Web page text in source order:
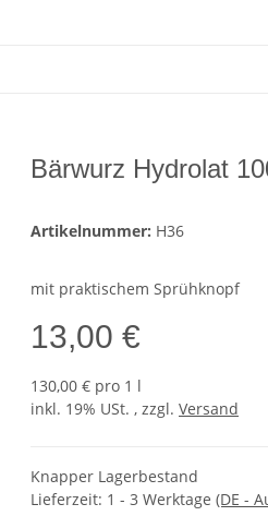
Bärwurz Hydrolat
Artikelnummer: H36
mit praktischem Sprühknopf
13,00 €
130,00 € pro 1 l
inkl. 19% USt. , zzgl. Versand
Knapper Lagerbestand
Lieferzeit: 1 - 3 Werktage (DE -